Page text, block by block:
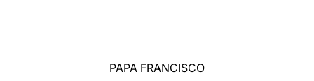
PAPA FRANCISCO